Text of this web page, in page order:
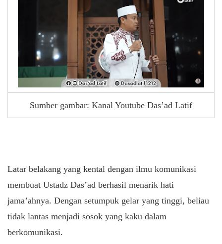
Sumber gambar: Kanal Youtube Das’ad Latif
Latar belakang yang kental dengan ilmu komunikasi
membuat Ustadz Das’ad berhasil menarik hati
jama’ahnya. Dengan setumpuk gelar yang tinggi, beliau
tidak lantas menjadi sosok yang kaku dalam
berkomunikasi.